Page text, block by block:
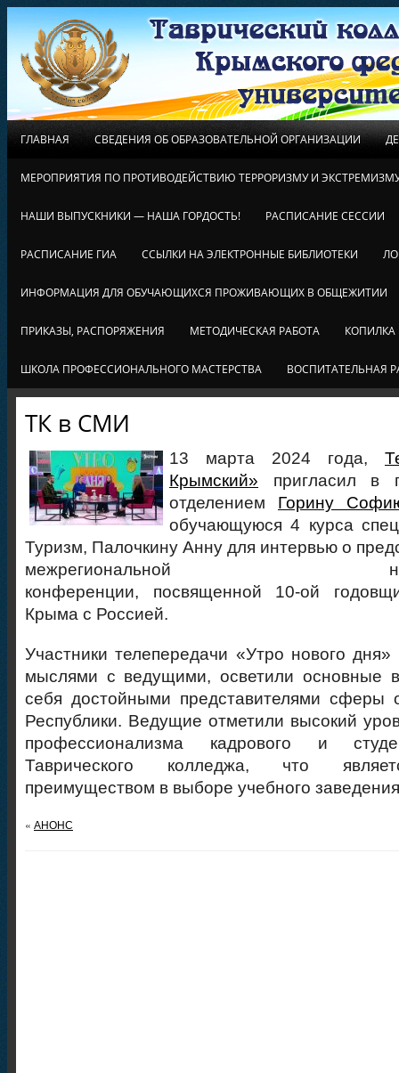
ГЛАВНАЯ СВЕДЕНИЯ ОБ ОБРАЗОВАТЕЛЬНОЙ ОРГАНИЗАЦИИ
МЕРОПРИЯТИЯ ПО ПРОТИВОДЕЙСТВИЮ ТЕРРОРИЗМУ И
НАШИ ВЫПУСКНИКИ — НАША ГОРДОСТЬ! РАСПИСАНИЕ СЕССИИ
РАСПИСАНИЕ ГИА ССЫЛКИ НА ЭЛЕКТРОННЫЕ БИБЛИОТЕКИ
ИНФОРМАЦИЯ ДЛЯ ОБУЧАЮЩИХСЯ ПРОЖИВАЮЩИХ В ОБЩЕЖИТИИ
ПРИКАЗЫ, РАСПОРЯЖЕНИЯ МЕТОДИЧЕСКАЯ РАБОТА КОПИЛКА
ШКОЛА ПРОФЕССИОНАЛЬНОГО МАСТЕРСТВА ВОСПИТАТЕЛЬНАЯ
ТК в СМИ
13 марта 2024 года,
Крымский» пригласил в
отделением Горину
обучающуюся 4 курса
Туризм, Палочкину Анну для интервью о
межрегиональной научно-
конференции, посвященной 10-ой
Крыма с Россией.
Участники телепередачи «Утро нового
мыслями с ведущими, осветили основные
себя достойными представителями сферы
Республики. Ведущие отметили высокий
профессионализма кадрового и
Таврического колледжа, что
преимуществом в выборе учебного
« АНОНС